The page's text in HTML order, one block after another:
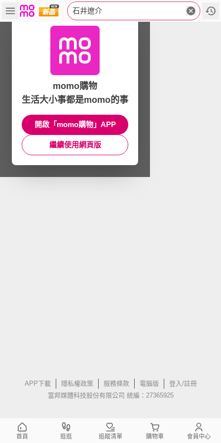
石井遼介
APP下載 隱私權政策 服務條款 電腦版
登入/註冊
富邦媒體科技股份有限公司 統編：27365925
momo購物
生活大小事都是momo的事
開啟「momo購物」APP
繼續使用網頁版
首頁 逛逛 追蹤清單 購物車 會員中心